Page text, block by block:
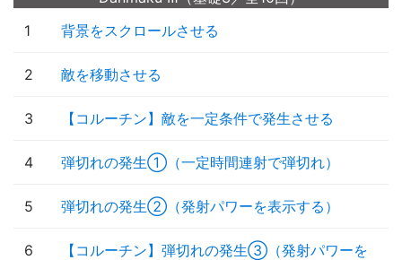
1
背景をスクロールさせる
2 敵を移動させる
3 【コルーチン】敵を一定条件で発生させる
4 弾切れの発生①（一定時間連射で弾切れ）
5 弾切れの発生②（発射パワーを表示する）
6
【コルーチン】弾切れの発生③（発射パワーを